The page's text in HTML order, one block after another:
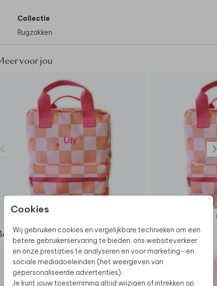
Cookies
Wij gebruiken cookies en vergelijkbare technieken om een
betere gebruikerservaring te bieden, ons websiteverkeer
en onze prestaties te analyseren en voor marketing- en
sociale mediadoeleinden (het weergeven van
gepersonaliseerde advertenties).
Je kunt jouw toestemming altijd wijzigen of intrekken op
- Zachtgrijze verstelbare schouderbanden (2,5 cm
breed)
- Waterafstotend
Collectie
Rugzakken
voor jou
de complete set